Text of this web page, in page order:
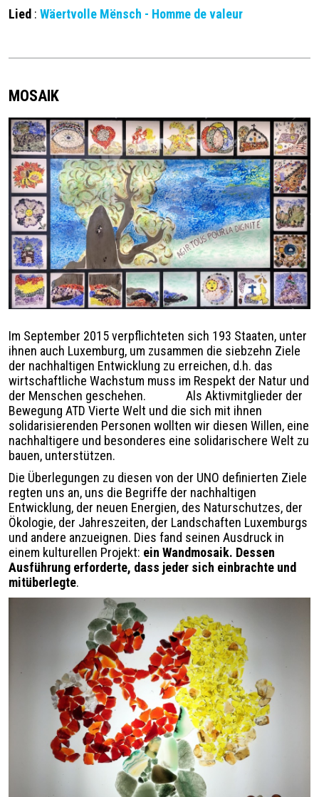
Lied : Wäertvolle Mënsch - Homme de valeur
MOSAIK
Image
Légende
Im September 2015 verpflichteten sich 193 Staaten, unter
ihnen auch Luxemburg, um zusammen die siebzehn Ziele
der nachhaltigen Entwicklung zu erreichen, d.h. das
wirtschaftliche Wachstum muss im Respekt der Natur und
der Menschen geschehen. Als Aktivmitglieder der
Bewegung ATD Vierte Welt und die sich mit ihnen
solidarisierenden Personen wollten wir diesen Willen, eine
nachhaltigere und besonderes eine solidarischere Welt zu
bauen, unterstützen.
Die Überlegungen zu diesen von der UNO definierten Ziele
regten uns an, uns die Begriffe der nachhaltigen
Entwicklung, der neuen Energien, des Naturschutzes, der
Ökologie, der Jahreszeiten, der Landschaften Luxemburgs
und andere anzueignen. Dies fand seinen Ausdruck in
einem kulturellen Projekt: ein Wandmosaik. Dessen
Ausführung erforderte, dass jeder sich einbrachte und
mitüberlegte.